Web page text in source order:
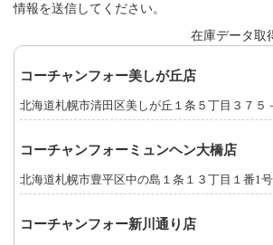
情報を送信してください。
在庫データ取
コーチャンフォー美しが丘店
北海道札幌市清田区美しが丘１条５丁目３７５
コーチャンフォーミュンヘン大橋店
北海道札幌市豊平区中の島１条１３丁目１番1号
コーチャンフォー新川通り店